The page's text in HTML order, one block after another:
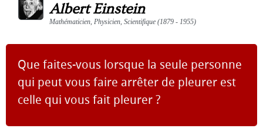
Albert Einstein
Mathématicien, Physicien, Scientifique (1879 - 1955)
Que faites-vous lorsque la seule personne
qui peut vous faire arrêter de pleurer est
celle qui vous fait pleurer ?